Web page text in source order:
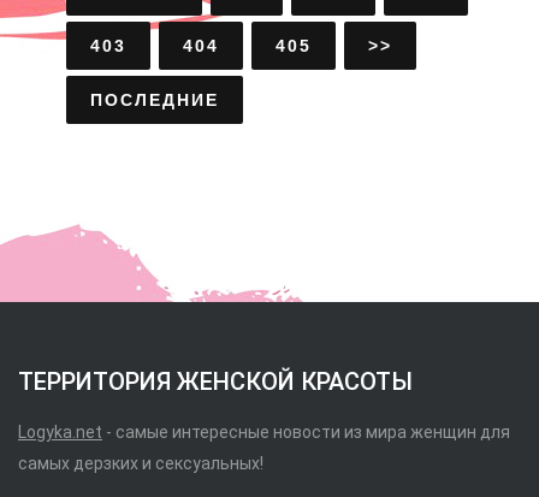
403 404 405 >>
ПОСЛЕДНИЕ
ТЕРРИТОРИЯ ЖЕНСКОЙ КРАСОТЫ
Logyka.net - самые интересные новости из мира женщин для
самых дерзких и сексуальных!